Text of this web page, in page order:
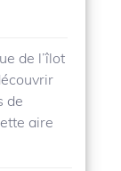
de l’îlot
de
aire